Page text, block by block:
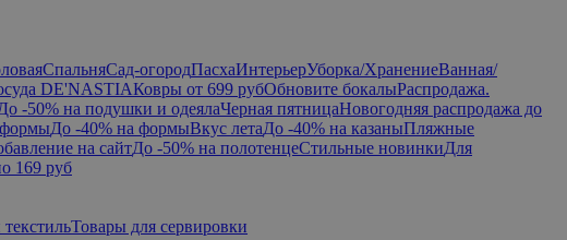
СпальняСад-огородПасхаИнтерьерУборка/ХранениеВанная/
DE'NASTIAКовры от 699 рубОбновите бокалыРаспродажа.
До -50% на подушки и одеялаЧерная пятницаНовогодняя распродажа до
До -40% на формыВкус летаДо -40% на казаныПляжные
на сайтДо -50% на полотенцеСтильные новинкиДля
169 руб
Товары для сервировки